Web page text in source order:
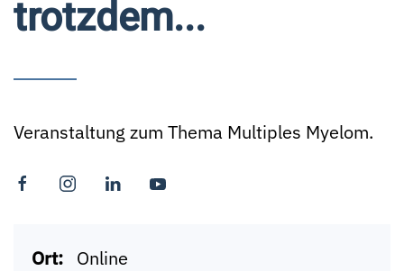
trotzdem...
Veranstaltung zum Thema Multiples Myelom.
Ort: Online